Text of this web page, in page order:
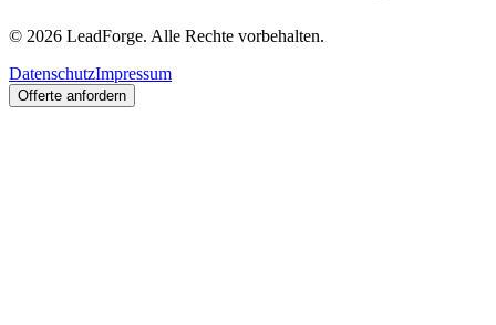
© 2026 LeadForge. Alle Rechte vorbehalten.
DatenschutzImpressum
Offerte anfordern